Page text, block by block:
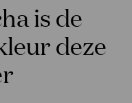
is de
deze